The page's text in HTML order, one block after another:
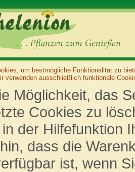
um bestmögliche Funktionalität zu
verwenden ausschließlich funktionale
Möglichkeit, das
Cookies zu
der Hilfefunktion
dass die
ist, wenn